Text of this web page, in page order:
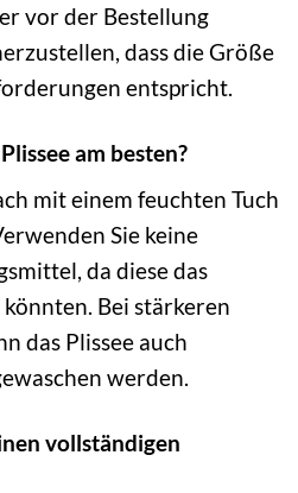
vor der Bestellung
dass die Größe
entspricht.
am besten?
mit einem feuchten Tuch
Sie keine
da diese das
Bei stärkeren
das Plissee auch
werden.
vollständigen